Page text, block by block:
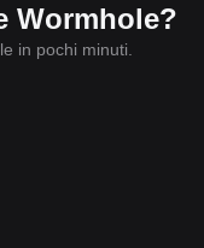
Wormhole?
in pochi minuti.